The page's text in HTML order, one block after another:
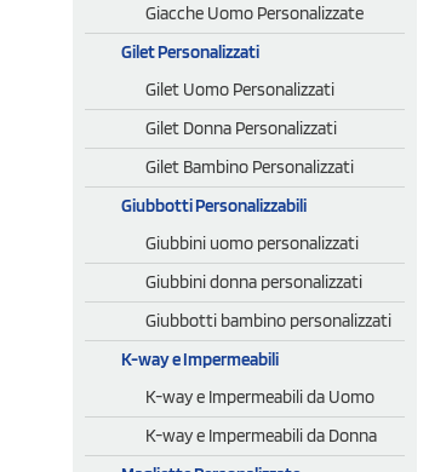
Giacche Uomo Personalizzate
Gilet Personalizzati
Gilet Uomo Personalizzati
Gilet Donna Personalizzati
Gilet Bambino Personalizzati
Giubbotti Personalizzabili
Giubbini uomo personalizzati
Giubbini donna personalizzati
Giubbotti bambino personalizzati
K-way e Impermeabili
K-way e Impermeabili da Uomo
K-way e Impermeabili da Donna